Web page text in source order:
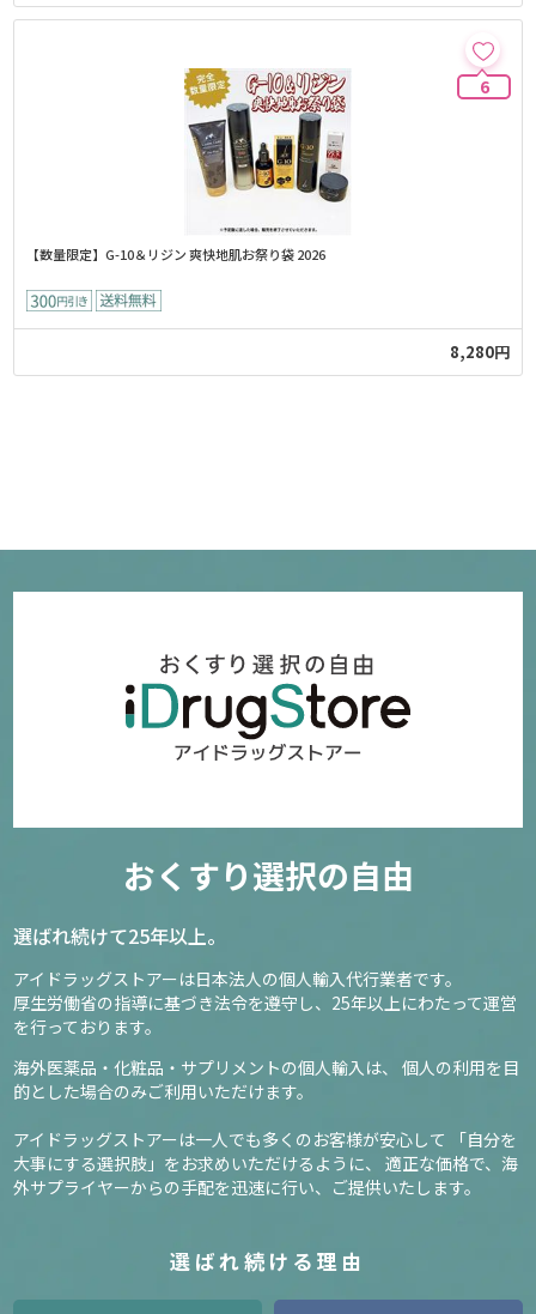
6
【数量限定】G-10＆リジン 爽快地肌お祭り袋 2026
8,280円
おくすり選択の自由
選ばれ続けて25年以上。
アイドラッグストアーは日本法人の個人輸入代行業者です。
厚生労働省の指導に基づき法令を遵守し、 25年以上にわたって運営
を行っております。
海外医薬品・化粧品・サプリメントの個人輸入は、
個人の利用を目
的とした場合のみご利用いただけます。
アイドラッグストアーは一人でも多くのお客様が安心して
「自分を
大事にする選択肢」をお求めいただけるように、
適正な価格で、海
外サプライヤーからの手配を迅速に行い、ご提供いたします。
選ばれ続ける理由